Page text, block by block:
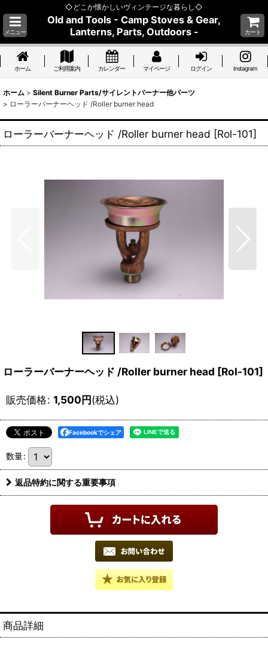
◇どこか懐かしいヴィンテージな暮らし◇
メニュー
Old and Tools - Camp Stoves & Gear,
Lanterns, Parts, Outdoors -
カート
ホーム ご利用案内 カレンダー マイページ ログイン Instagram
ホーム > Silent Burner Parts/サイレントバーナー他パーツ
> ローラーバーナーヘッド /Roller burner head
ローラーバーナーヘッド /Roller burner head [Rol-101]
ローラーバーナーヘッド /Roller burner head [Rol-101]
販売価格: 1,500円(税込)
Facebookでシェア
数量:
返品特約に関する重要事項
商品詳細